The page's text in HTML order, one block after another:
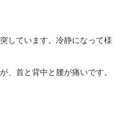
しています。冷静になって様
、首と背中と腰が痛いです。